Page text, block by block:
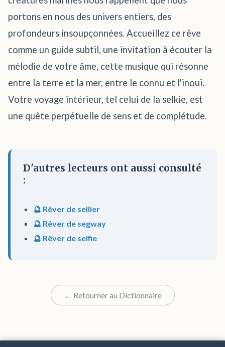
portons en nous des univers entiers, des
profondeurs insoupçonnées. Accueillez ce rêve
comme un guide subtil, une invitation à écouter la
mélodie de votre âme, cette musique qui résonne
entre la terre et la mer, entre le connu et l'inouï.
Votre voyage intérieur, tel celui de la selkie, est
une quête perpétuelle de sens et de complétude.
D'autres lecteurs ont aussi consulté
:
🔮 Rêver de sellier
🔮 Rêver de segway
🔮 Rêver de selfie
← Retourner au Dictionnaire